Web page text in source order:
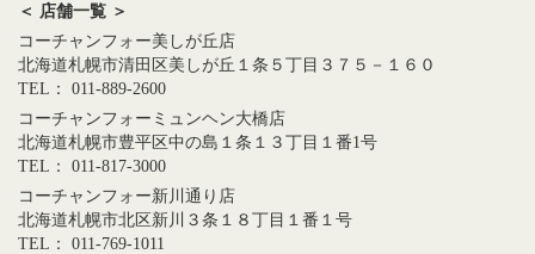
＜ 店舗一覧 ＞
コーチャンフォー美しが丘店
北海道札幌市清田区美しが丘１条５丁目３７５－１６０
TEL： 011-889-2600
コーチャンフォーミュンヘン大橋店
北海道札幌市豊平区中の島１条１３丁目１番1号
TEL： 011-817-3000
コーチャンフォー新川通り店
北海道札幌市北区新川３条１８丁目１番１号
TEL： 011-769-1011